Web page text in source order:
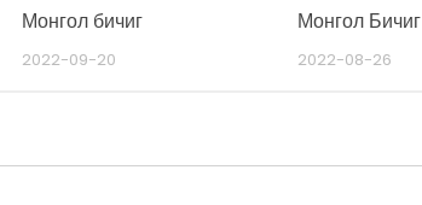
Монгол бичиг
2022-09-20
Монгол Бичиг
2022-08-26